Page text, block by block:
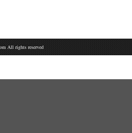
All rights reserved